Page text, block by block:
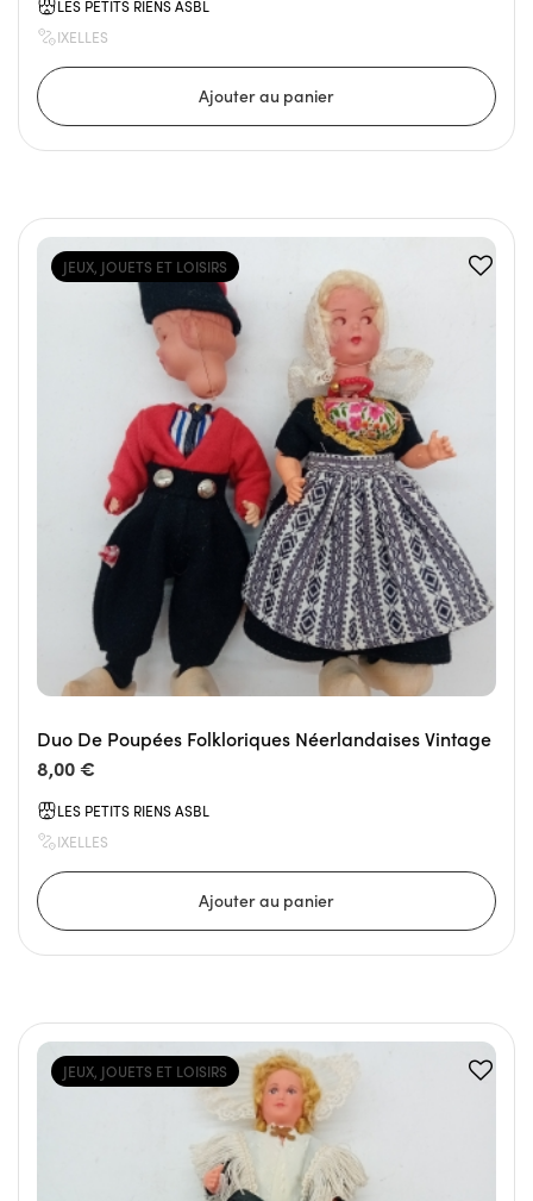
LES PETITS RIENS ASBL
IXELLES
JEUX, JOUETS ET LOISIRS
Duo De Poupées Folkloriques Néerlandaises Vintage
8,00 €
LES PETITS RIENS ASBL
IXELLES
JEUX, JOUETS ET LOISIRS